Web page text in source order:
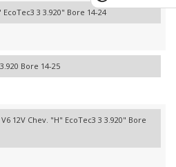
EcoTec3 3 3.920" Bore 14-24
Bore 14-25
12V Chev. "H" EcoTec3 3 3.920" Bore